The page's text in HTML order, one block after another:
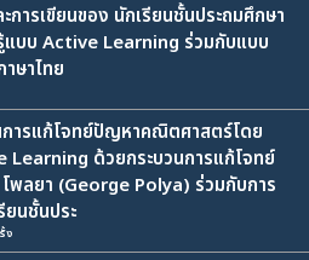
ารเขียนของ นักเรียนชั้นประถมศึกษา
แบบ Active Learning ร่วมกับแบบ
ษาไทย
ารแก้โจทย์ปัญหาคณิตศาสตร์โดย
Learning ด้วยกระบวนการแก้โจทย์
ลยา (George Polya) ร่วมกับการ
ยนชั้นประ
ง